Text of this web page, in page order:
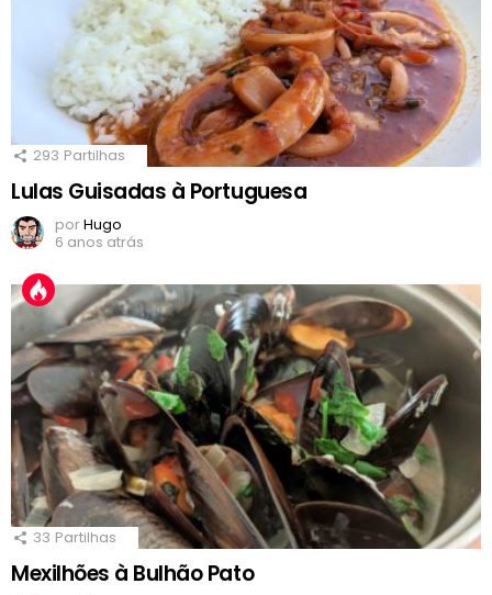
293 Partilhas
Lulas Guisadas à Portuguesa
porHugo
6 anos atrás
33 Partilhas
Mexilhões à Bulhão Pato